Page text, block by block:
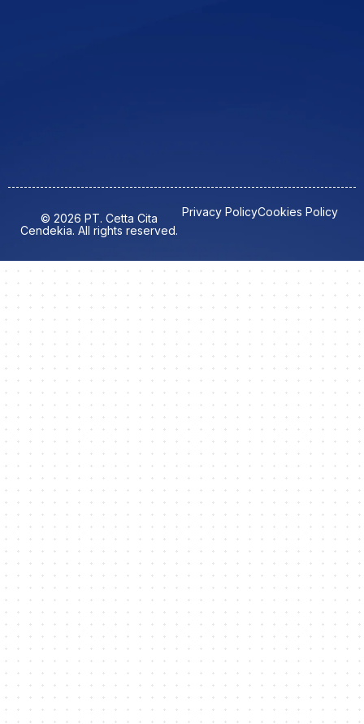
© 2026 PT. Cetta Cita
Cendekia. All rights reserved.
Privacy PolicyCookies Policy